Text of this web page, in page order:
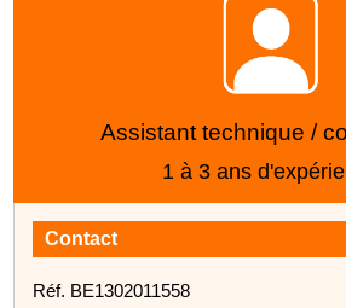
Assistant technique /
1 à 3 ans
Contact
Réf. BE1302011558